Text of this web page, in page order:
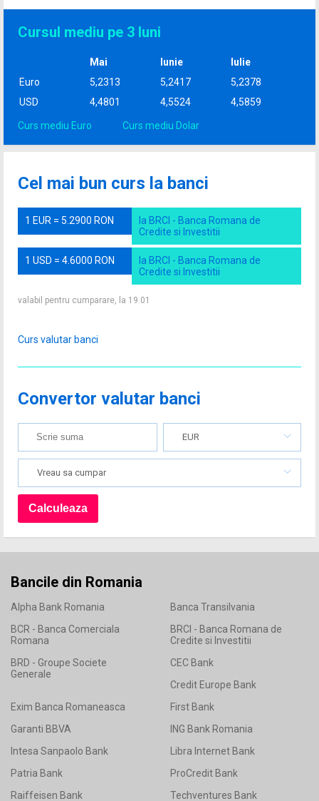
Cursul mediu pe 3 luni
Mai Iunie
Iulie
Euro
5,2313 5,2417
5,2378
USD
4,4801 4,5524 4,5859
Curs mediu Euro Curs mediu Dolar
Cel mai bun curs la banci
1 EUR = 5.2900 RON
la BRCI - Banca Romana de
Credite si Investitii
1 USD = 4.6000 RON
la BRCI - Banca Romana de
Credite si Investitii
valabil pentru cumparare, la 19.01
Curs valutar banci
Convertor valutar banci
EUR
Vreau sa cumpar
Bancile din Romania
Alpha Bank Romania
Banca Transilvania
BCR - Banca Comerciala
Romana
BRCI - Banca Romana de
Credite si Investitii
BRD - Groupe Societe
Generale
CEC Bank
Credit Europe Bank
Exim Banca Romaneasca
First Bank
Garanti BBVA
ING Bank Romania
Intesa Sanpaolo Bank
Libra Internet Bank
Patria Bank
ProCredit Bank
Raiffeisen Bank
Techventures Bank